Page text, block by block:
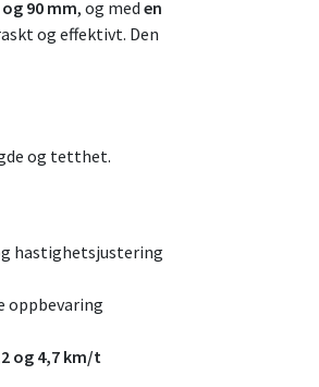
90 mm, og med en
og effektivt. Den
og tetthet.
hastighetsjustering
oppbevaring
og 4,7 km/t